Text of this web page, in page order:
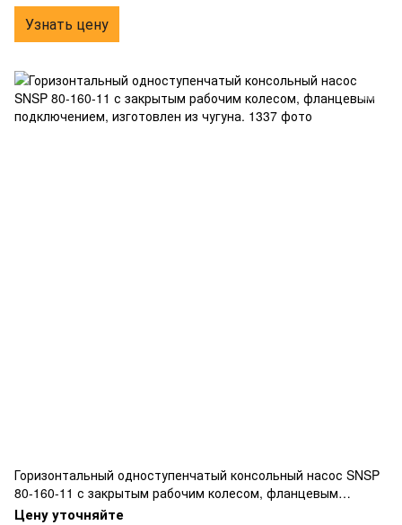
Узнать цену
Горизонтальный одноступенчатый консольный насос SNSP
80-160-11 с закрытым рабочим колесом, фланцевым
подключением, изготовлен из чугуна.
Цену уточняйте